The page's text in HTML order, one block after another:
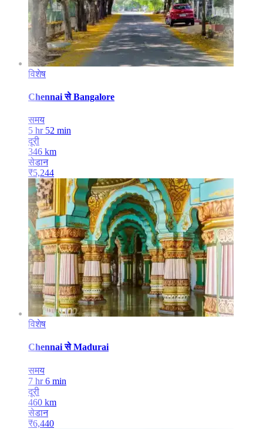
विशेष
Chennai से Bangalore
समय
5 hr 52 min
दूरी
346 km
सेडान
₹5,244
विशेष
Chennai से Madurai
समय
7 hr 6 min
दूरी
460 km
सेडान
₹6,440